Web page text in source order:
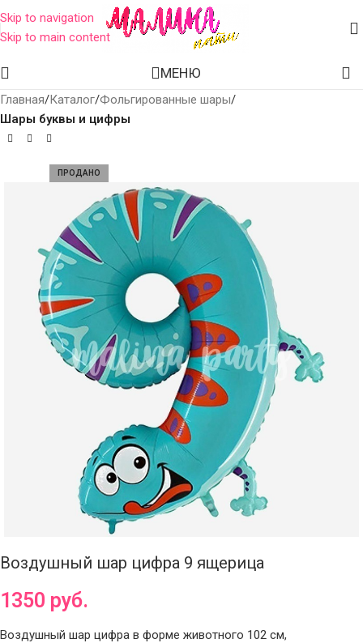
Skip to navigation
Skip to main content
МЕНЮ
Главная Каталог Фольгированные шары
Шары буквы и цифры
ПРОДАНО
Воздушный шар цифра 9 ящерица
1350 руб.
Воздушный шар цифра в форме животного 102 см,